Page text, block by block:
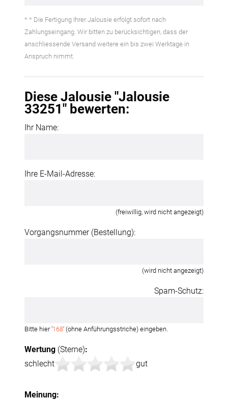
* * Die Fertigung Ihrer Jalousie erfolgt sofort nach
Zahlungseingang. Wir bitten zu berücksichtigen, dass der
anschliessende Versand weitere ein bis zwei Werktage in
Anspruch nimmt.
Diese Jalousie "Jalousie
33251" bewerten:
Ihr Name:
Ihre E-Mail-Adresse:
(freiwillig, wird nicht angezeigt)
Vorgangsnummer (Bestellung):
(wird nicht angezeigt)
Spam-Schutz:
Bitte hier '168' (ohne Anführungsstriche) eingeben.
Wertung (Sterne):
schlecht
gut
Meinung: